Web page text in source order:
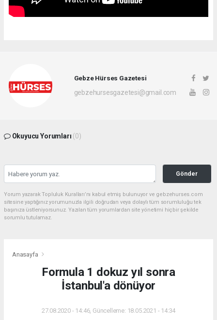
Gebze Hürses Gazetesi
gebzehursesgazetesi@gmail.com
Okuyucu Yorumları (0)
Gönder
Yorum yazarak Topluluk Kuralları’nı kabul etmiş bulunuyor ve gebzehurses.com
sitesine yaptığınız yorumunuzla ilgili doğrudan veya dolaylı tüm sorumluluğu tek
başınıza üstleniyorsunuz. Yazılan tüm yorumlardan site yönetimi hiçbir şekilde
sorumlu tutulamaz.
Anasayfa
Formula 1 dokuz yıl sonra
İstanbul'a dönüyor
27.08.2020 - 14:46, Güncelleme: 18.05.2021 - 14:34